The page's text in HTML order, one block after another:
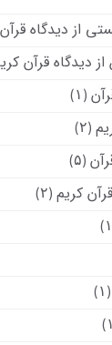
از دیدگاه
دیدگاه قرآن
(۱)
(۲)
(۵)
کریم (۲)
(۱)